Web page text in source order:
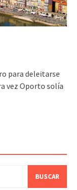
para deleitarse
vez Oporto solía